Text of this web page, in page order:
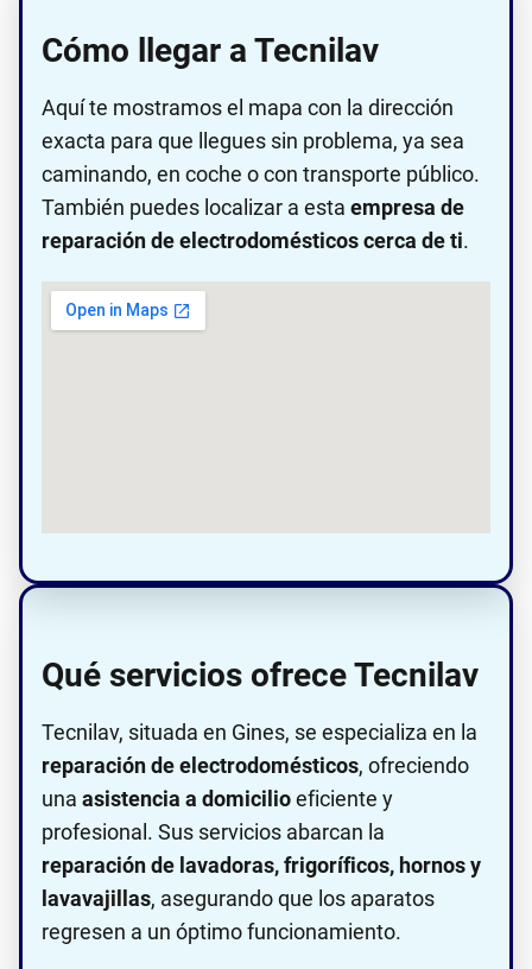
Cómo llegar a Tecnilav
Aquí te mostramos el mapa con la dirección
exacta para que llegues sin problema, ya sea
caminando, en coche o con transporte público.
También puedes localizar a esta empresa de
reparación de electrodomésticos cerca de ti.
Qué servicios ofrece Tecnilav
Tecnilav, situada en Gines, se especializa en la
reparación de electrodomésticos, ofreciendo
una asistencia a domicilioeficiente y
profesional. Sus servicios abarcan la
reparación de lavadoras, frigoríficos, hornos y
lavavajillas, asegurando que los aparatos
regresen a un óptimo funcionamiento.